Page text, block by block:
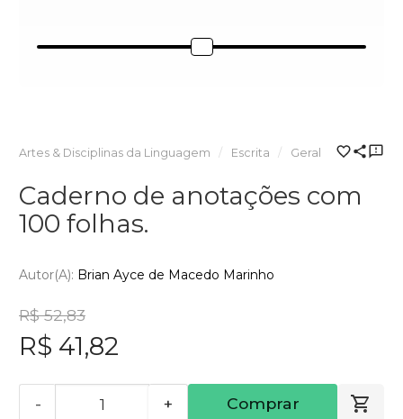
Artes & Disciplinas da Linguagem Escrita Geral
Caderno de anotações com
100 folhas.
Autor(a): Brian Ayce de Macedo Marinho
R$ 52,83
R$ 41,82
- + Comprar